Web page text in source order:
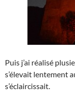
Puis j’ai réalisé
s’élevait lentement
s’éclaircissait.